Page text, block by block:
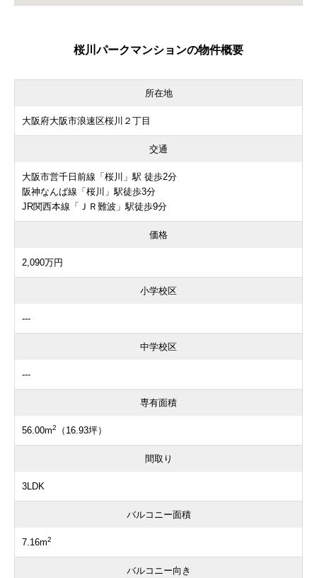
桜川パークマンションの物件概要
所在地
大阪府大阪市浪速区桜川２丁目
交通
大阪市営千日前線「桜川」駅 徒歩2分
阪神なんば線「桜川」駅徒歩3分
JR関西本線「ＪＲ難波」駅徒歩9分
価格
2,090万円
小学校区
---
中学校区
---
専有面積
56.00m2 （16.93坪）
間取り
3LDK
バルコニー面積
7.16m2
バルコニー向き